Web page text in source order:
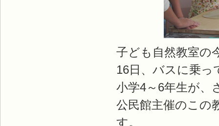
子ども自然教室の
16日、バスに乗っ
小学4～6年生が、
公民館主催のこの
す。